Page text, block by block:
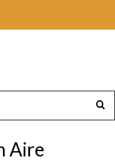
Aire